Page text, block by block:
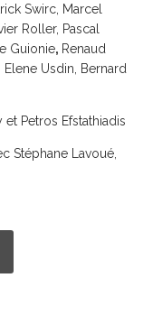
Swirc, Marcel
Roller, Pascal
Guionie, Renaud
Usdin, Bernard
Petros Efstathiadis
Stéphane Lavoué,